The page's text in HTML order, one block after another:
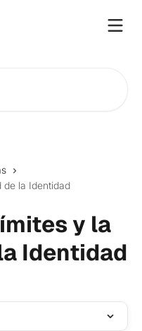
de la Identidad
y la
Identidad